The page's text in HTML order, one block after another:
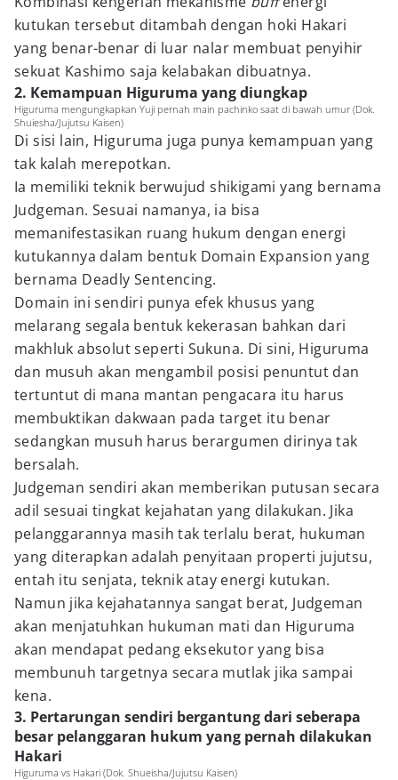
kutukan tersebut ditambah dengan hoki Hakari
yang benar-benar di luar nalar membuat penyihir
sekuat Kashimo saja kelabakan dibuatnya.
2. Kemampuan Higuruma yang diungkap
Higuruma mengungkapkan Yuji pernah main pachinko saat di bawah umur (Dok.
Shuiesha/Jujutsu Kaisen)
Di sisi lain, Higuruma juga punya kemampuan yang
tak kalah merepotkan.
Ia memiliki teknik berwujud shikigami yang bernama
Judgeman. Sesuai namanya, ia bisa
memanifestasikan ruang hukum dengan energi
kutukannya dalam bentuk Domain Expansion yang
bernama Deadly Sentencing.
Domain ini sendiri punya efek khusus yang
melarang segala bentuk kekerasan bahkan dari
makhluk absolut seperti Sukuna. Di sini, Higuruma
dan musuh akan mengambil posisi penuntut dan
tertuntut di mana mantan pengacara itu harus
membuktikan dakwaan pada target itu benar
sedangkan musuh harus berargumen dirinya tak
bersalah.
Judgeman sendiri akan memberikan putusan secara
adil sesuai tingkat kejahatan yang dilakukan. Jika
pelanggarannya masih tak terlalu berat, hukuman
yang diterapkan adalah penyitaan properti jujutsu,
entah itu senjata, teknik atay energi kutukan.
Namun jika kejahatannya sangat berat, Judgeman
akan menjatuhkan hukuman mati dan Higuruma
akan mendapat pedang eksekutor yang bisa
membunuh targetnya secara mutlak jika sampai
kena.
3. Pertarungan sendiri bergantung dari seberapa
besar pelanggaran hukum yang pernah dilakukan
Hakari
Higuruma vs Hakari (Dok. Shueisha/Jujutsu Kaisen)